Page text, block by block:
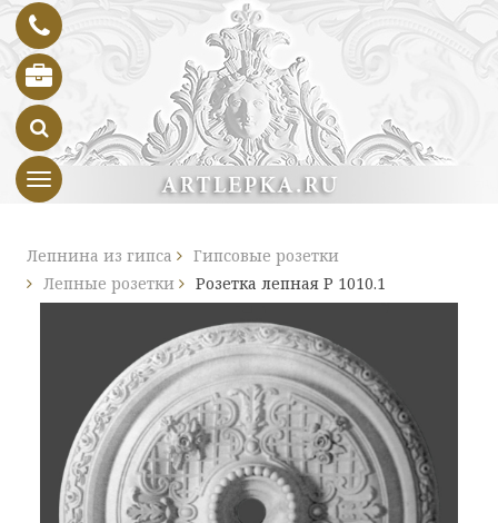
Toggle navigation
Лепнина из гипса
Гипсовые розетки
Лепные розетки
Розетка лепная Р 1010.1